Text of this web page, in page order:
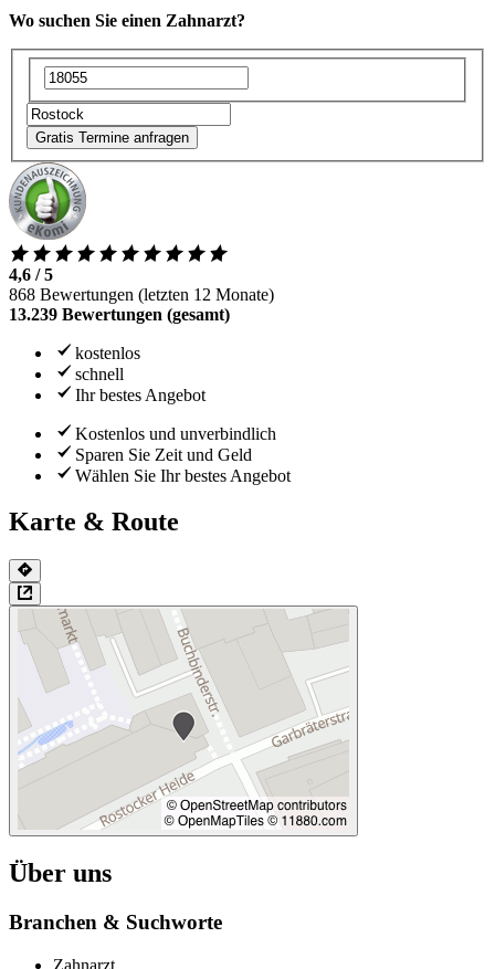
Wo suchen Sie einen Zahnarzt?
Gratis Termine anfragen
4,6 / 5
868 Bewertungen (letzten 12 Monate)
13.239 Bewertungen (gesamt)
kostenlos
schnell
Ihr bestes Angebot
Kostenlos und unverbindlich
Sparen Sie Zeit und Geld
Wählen Sie Ihr bestes Angebot
Karte & Route
Über uns
Branchen & Suchworte
Zahnarzt